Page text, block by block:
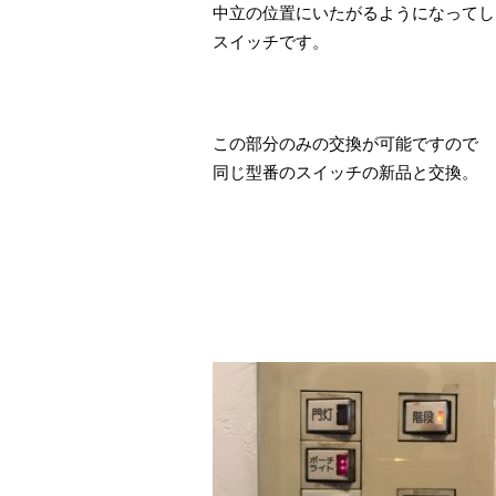
中立の位置にいたがるようになって
スイッチです。
この部分のみの交換が可能ですので
同じ型番のスイッチの新品と交換。